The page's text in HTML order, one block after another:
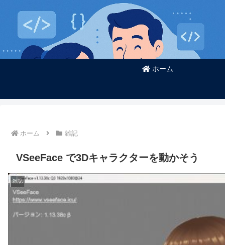
ホーム
ホーム 雑記
VSeeFace で3Dキャラクターを動かそう
雑記